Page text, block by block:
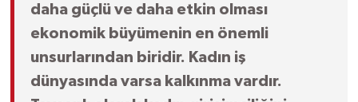
daha güçlü ve daha etkin olması
ekonomik büyümenin en önemli
unsurlarından biridir. Kadın iş
dünyasında varsa kalkınma vardır.